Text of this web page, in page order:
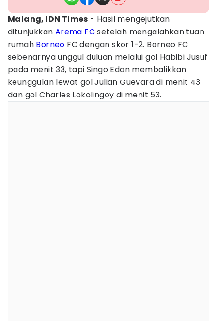
Malang, IDN Times - Hasil mengejutkan
ditunjukkan Arema FC setelah mengalahkan tuan
rumah Borneo FC dengan skor 1-2. Borneo FC
sebenarnya unggul duluan melalui gol Habibi Jusuf
pada menit 33, tapi Singo Edan membalikkan
keunggulan lewat gol Julian Guevara di menit 43
dan gol Charles Lokolingoy di menit 53.